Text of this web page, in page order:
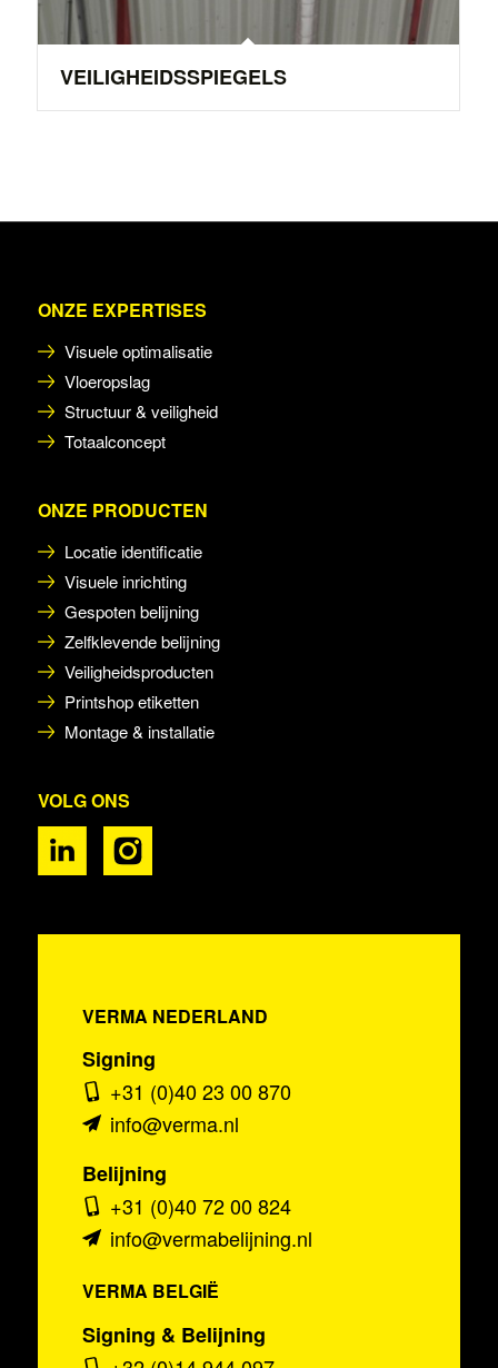
VEILIGHEIDSSPIEGELS
ONZE EXPERTISES
Visuele optimalisatie
Vloeropslag
Structuur & veiligheid
Totaalconcept
ONZE PRODUCTEN
Locatie identificatie
Visuele inrichting
Gespoten belijning
Zelfklevende belijning
Veiligheidsproducten
Printshop etiketten
Montage & installatie
VOLG ONS
VERMA NEDERLAND
Signing
+31 (0)40 23 00 870
info@verma.nl
Belijning
+31 (0)40 72 00 824
info@vermabelijning.nl
VERMA BELGIË
Signing & Belijning